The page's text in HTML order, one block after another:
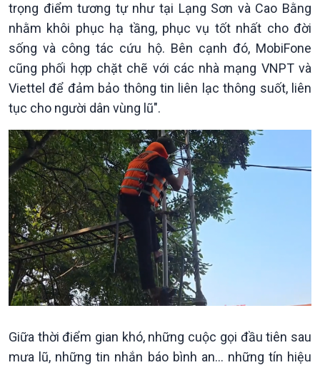
Kinh tế
Trước giờ mở cửa
Dòng chảy Kinh tế
Sức sống hàng Việt
Khởi nghiệp
thương mại
Nông nghiệp & Biển đảo
Tin Nông nghiệp & Biển
đảo
Mùa vàng
Biển đảo Việt Nam
Tìm hiểu biển, đảo Việt
Nam
trọng điểm tương tự như tại Lạng Sơn và Cao Bằng
nhằm khôi phục hạ tầng, phục vụ tốt nhất cho đời
sống và công tác cứu hộ. Bên cạnh đó, MobiFone
cũng phối hợp chặt chẽ với các nhà mạng VNPT và
Viettel để đảm bảo thông tin liên lạc thông suốt, liên
tục cho người dân vùng lũ".
Giữa thời điểm gian khó, những cuộc gọi đầu tiên sau
mưa lũ, những tin nhắn báo bình an… những tín hiệu